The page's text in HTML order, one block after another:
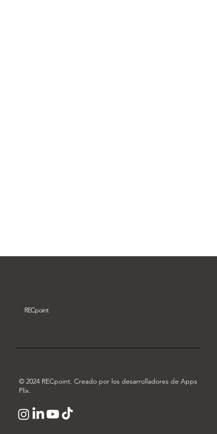
RECpoint
© 2024 RECpoint. Creado por los desarrolladores de Apps
Plix.